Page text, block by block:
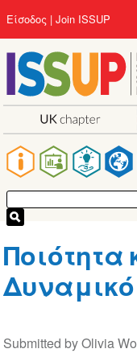
προς
το
κυρίως
περιεχόμενο
Main
navigation
User
account
menu
Είσοδος Join ISSUP
Ποιότητα
Δυναμικό
Submitted by Olivia